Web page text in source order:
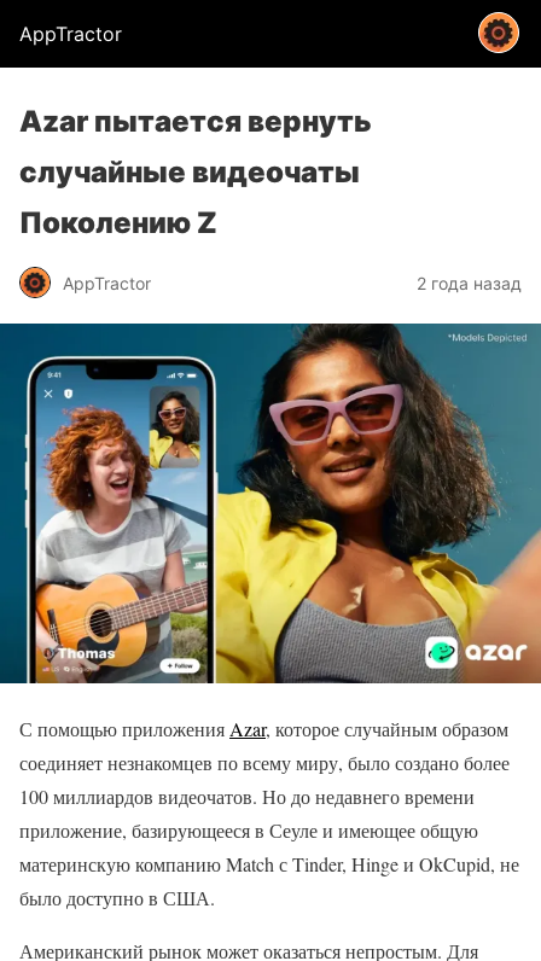
AppTractor
Azar пытается вернуть
случайные видеочаты
Поколению Z
AppTractor 2 года назад
С помощью приложенияAzar, которое случайным образом
соединяет незнакомцев по всему миру, было создано более
100 миллиардов видеочатов. Но до недавнего времени
приложение, базирующееся в Сеуле и имеющее общую
материнскую компанию Match с Tinder, Hinge и OkCupid, не
было доступно в США.
Американский рынок может оказаться непростым. Для